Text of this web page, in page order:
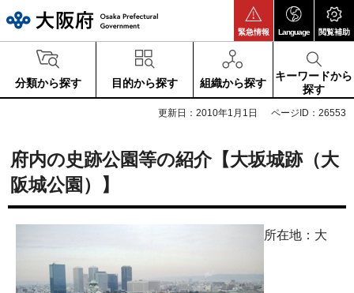
緊急情報 Language 閲覧補助
分類から探す 目的から探す 組織から探す
キーワードから
探す
更新日：2010年1月1日 ページID：26553
府内の史跡公園等の紹介【大坂城跡（大
阪城公園）】
所在地：大